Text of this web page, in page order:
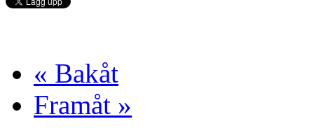
« Bakåt
Framåt »